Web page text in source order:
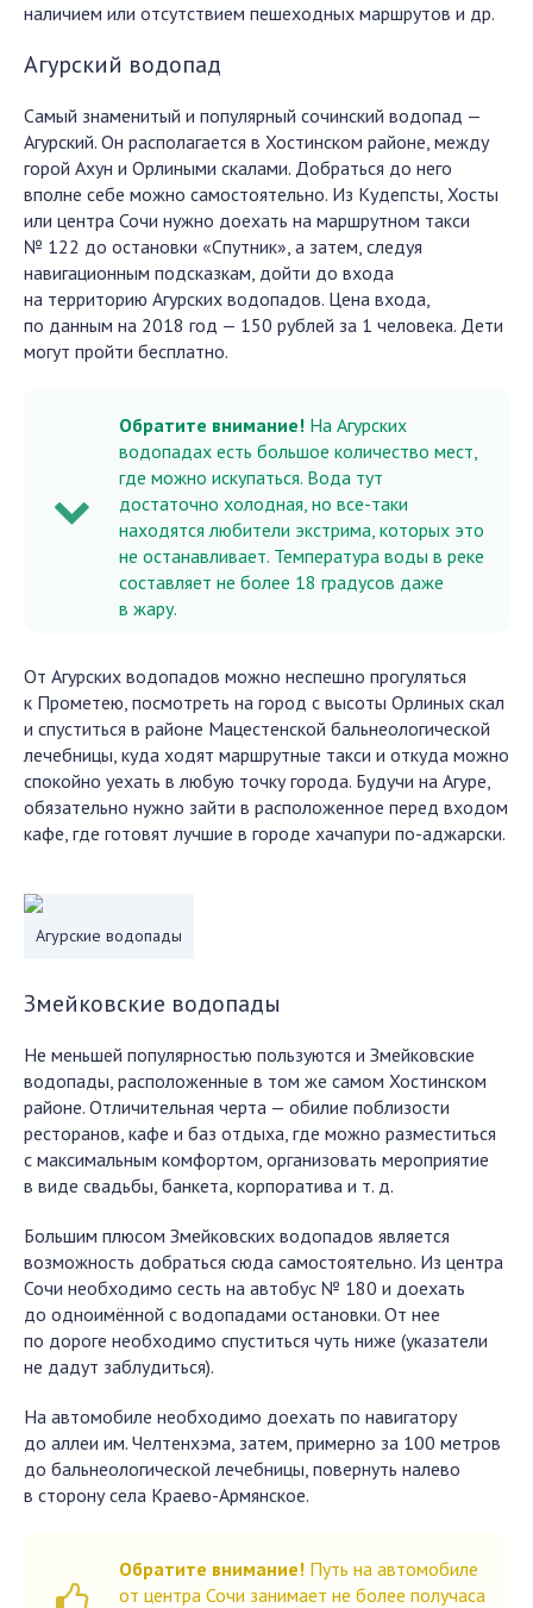
наличием или отсутствием пешеходных маршрутов и др.
Агурский водопад
Самый знаменитый и популярный сочинский водопад —
Агурский. Он располагается в Хостинском районе, между
горой Ахун и Орлиными скалами. Добраться до него
вполне себе можно самостоятельно. Из Кудепсты, Хосты
или центра Сочи нужно доехать на маршрутном такси
№ 122 до остановки «Спутник», а затем, следуя
навигационным подсказкам, дойти до входа
на территорию Агурских водопадов. Цена входа,
по данным на 2018 год — 150 рублей за 1 человека. Дети
могут пройти бесплатно.
Обратите внимание! На Агурских
водопадах есть большое количество мест,
где можно искупаться. Вода тут
достаточно холодная, но все-таки
находятся любители экстрима, которых это
не останавливает. Температура воды в реке
составляет не более 18 градусов даже
в жару.
От Агурских водопадов можно неспешно прогуляться
к Прометею, посмотреть на город с высоты Орлиных скал
и спуститься в районе Мацестенской бальнеологической
лечебницы, куда ходят маршрутные такси и откуда можно
спокойно уехать в любую точку города. Будучи на Агуре,
обязательно нужно зайти в расположенное перед входом
кафе, где готовят лучшие в городе хачапури по-аджарски.
Агурские водопады
Змейковские водопады
Не меньшей популярностью пользуются и Змейковские
водопады, расположенные в том же самом Хостинском
районе. Отличительная черта — обилие поблизости
ресторанов, кафе и баз отдыха, где можно разместиться
с максимальным комфортом, организовать мероприятие
в виде свадьбы, банкета, корпоратива и т. д.
Большим плюсом Змейковских водопадов является
возможность добраться сюда самостоятельно. Из центра
Сочи необходимо сесть на автобус № 180 и доехать
до одноимённой с водопадами остановки. От нее
по дороге необходимо спуститься чуть ниже (указатели
не дадут заблудиться).
На автомобиле необходимо доехать по навигатору
до аллеи им. Челтенхэма, затем, примерно за 100 метров
до бальнеологической лечебницы, повернуть налево
в сторону села Краево-Армянское.
Обратите внимание! Путь на автомобиле
от центра Сочи занимает не более получаса